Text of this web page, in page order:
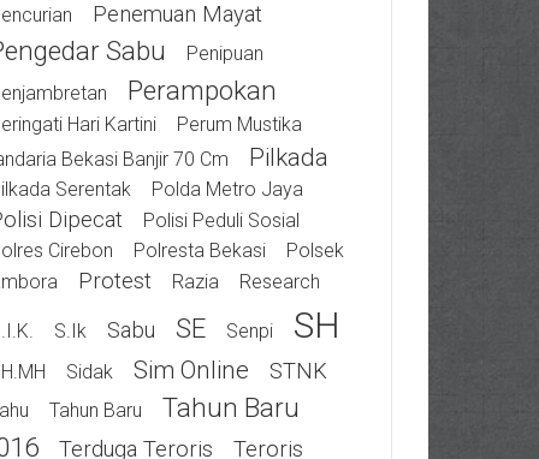
Penemuan Mayat
Sabu
Penipuan
Perampokan
Hari Kartini
Perum Mustika
Bekasi Banjir 70 Cm
Pilkada
Serentak Polda Metro Jaya
Dipecat
Polisi Peduli Sosial
Cirebon
Polresta Bekasi
Polsek
Protest Razia Research
S.Ik Sabu SE Senpi SH
Sidak Sim Online STNK
Tahun Baru
Tahun Baru
Terduga Teroris Teroris